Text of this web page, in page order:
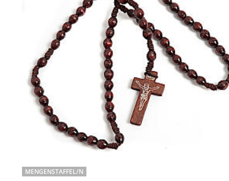
MENGENSTAFFEL/N